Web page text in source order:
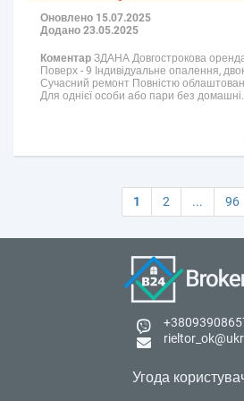
Оновлено 15.07.2025
Додано 23.05.2025
Коментар ЗДАНА Довгострокова
Поверх - 9 Індивідуальне опалення,
Сучасний ремонт Повністю
Для однієї особи або пари без домашні…
1 2 ... 96
Угода